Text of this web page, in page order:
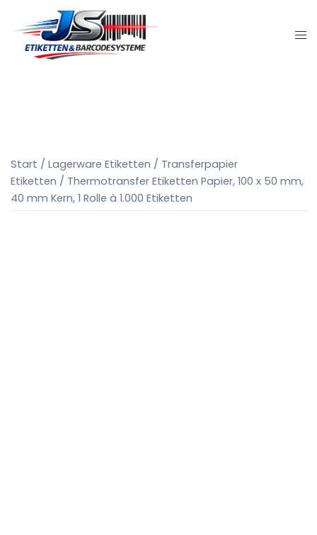
Inhalt
springen
Start / Lagerware Etiketten / Transferpapier
Etiketten / Thermotransfer Etiketten Papier, 100 x 50 mm,
40 mm Kern, 1 Rolle à 1.000 Etiketten